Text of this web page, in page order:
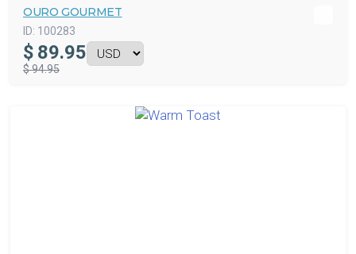
OURO GOURMET
ID: 100283
$ 89.95
$ 94.95